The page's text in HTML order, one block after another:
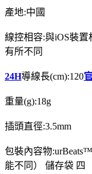
產地:中國
線控相容:與iOS裝
有所不同
24H導線長(cm):120
重量(g):18g
插頭直徑:3.5mm
包裝內容物
能不同） 儲存袋 四